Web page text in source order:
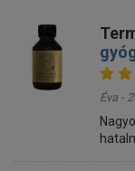
Éva -